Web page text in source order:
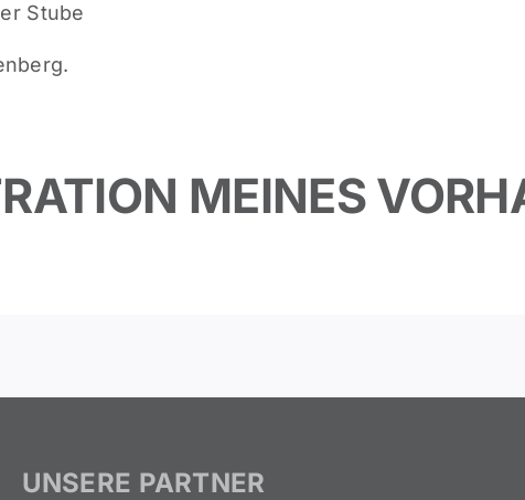
Stube
MEINES
UNSERE PARTNER